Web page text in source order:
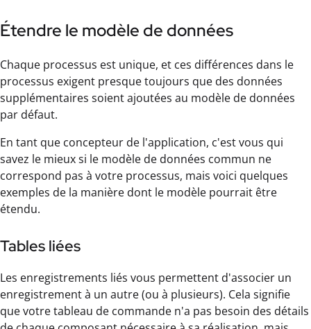
Étendre le modèle de données
Chaque processus est unique, et ces différences dans le
processus exigent presque toujours que des données
supplémentaires soient ajoutées au modèle de données
par défaut.
En tant que concepteur de l'application, c'est vous qui
savez le mieux si le modèle de données commun ne
correspond pas à votre processus, mais voici quelques
exemples de la manière dont le modèle pourrait être
étendu.
Tables liées
Les enregistrements liés vous permettent d'associer un
enregistrement à un autre (ou à plusieurs). Cela signifie
que votre tableau de commande n'a pas besoin des détails